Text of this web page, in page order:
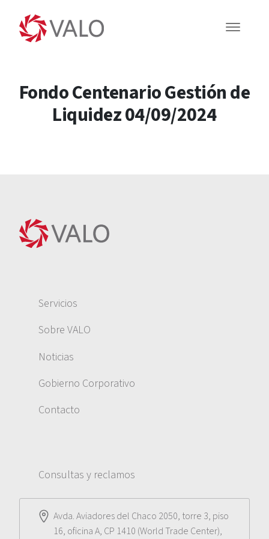
Fondo Centenario Gestión de
Liquidez 04/09/2024
Servicios
Sobre VALO
Noticias
Gobierno Corporativo
Contacto
Consultas y reclamos
Avda. Aviadores del Chaco 2050, torre 3, piso
16, oficina A, CP 1410 (World Trade Center),